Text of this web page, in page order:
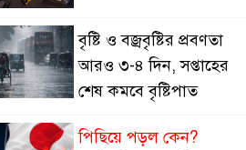
বৃষ্টি ও বজ্রবৃষ্টির প্রবণতা
আরও ৩-৪ দিন, সপ্তাহের
শেষ কমবে বৃষ্টিপাত
পিছিয়ে পড়ল কেন?